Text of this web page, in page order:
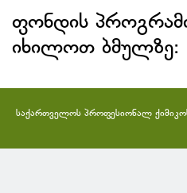
ფონდის
იხილოთ ბმულზე:
საქართველოს პროფესიონალ